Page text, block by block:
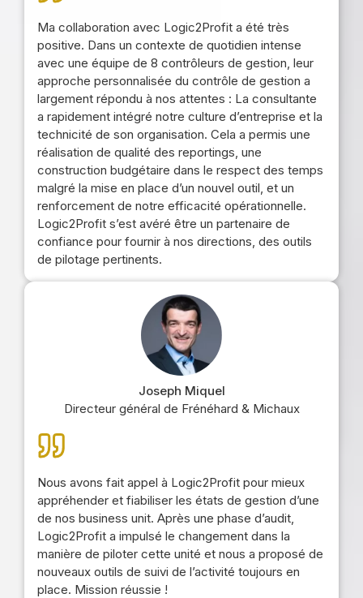
Ma collaboration avec Logic2Profit a été très
positive. Dans un contexte de quotidien intense
avec une équipe de 8 contrôleurs de gestion, leur
approche personnalisée du contrôle de gestion a
largement répondu à nos attentes : La consultante
a rapidement intégré notre culture d’entreprise et la
technicité de son organisation. Cela a permis une
réalisation de qualité des reportings, une
construction budgétaire dans le respect des temps
malgré la mise en place d’un nouvel outil, et un
renforcement de notre efficacité opérationnelle.
Logic2Profit s’est avéré être un partenaire de
confiance pour fournir à nos directions, des outils
de pilotage pertinents.
Joseph Miquel
Directeur général de Frénéhard & Michaux
Nous avons fait appel à Logic2Profit pour mieux
appréhender et fiabiliser les états de gestion d’une
de nos business unit. Après une phase d’audit,
Logic2Profit a impulsé le changement dans la
manière de piloter cette unité et nous a proposé de
nouveaux outils de suivi de l’activité toujours en
place. Mission réussie !